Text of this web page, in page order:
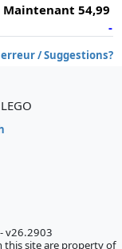
Maintenant 54,99 €
-
/ Suggestions?
v26.2903
this site are property of